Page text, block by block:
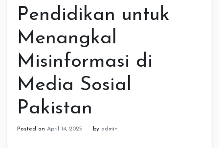
Pendidikan untuk
Menangkal
Misinformasi di
Media Sosial
Pakistan
Posted on April 14, 2025 by admin